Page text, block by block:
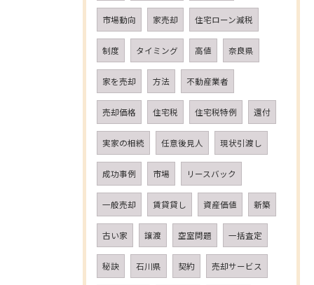
市場動向 家売却 住宅ローン減税
制度 タイミング 高値 奈良県
家を売却 方法 不動産業者
売却価格 住宅税 住宅税特例 還付
実家の相続 任意後見人 現状引渡し
成功事例 市場 リースバック
一般売却 賃貸貸し 資産価値 新築
古い家 譲渡 空室問題 一括査定
秘訣 石川県 契約 売却サービス